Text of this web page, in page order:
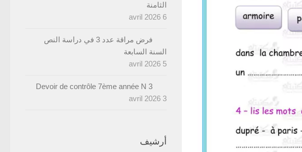
الثامنة
6 avril 2026
فرض مراقة عدد 3 في دراسة النص
السنة السابعة
5 avril 2026
Devoir de contrôle 7ème année N 3
3 avril 2026
أرشيف